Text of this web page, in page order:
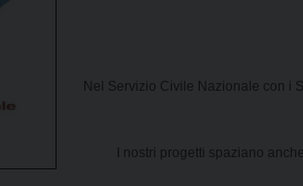
Nel Servizio Civile Nazionale con i
I nostri progetti spaziano